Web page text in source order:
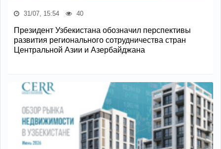
31/07, 15:54 40
Президент Узбекистана обозначил перспективы
развития регионального сотрудничества стран
Центральной Азии и Азербайджана